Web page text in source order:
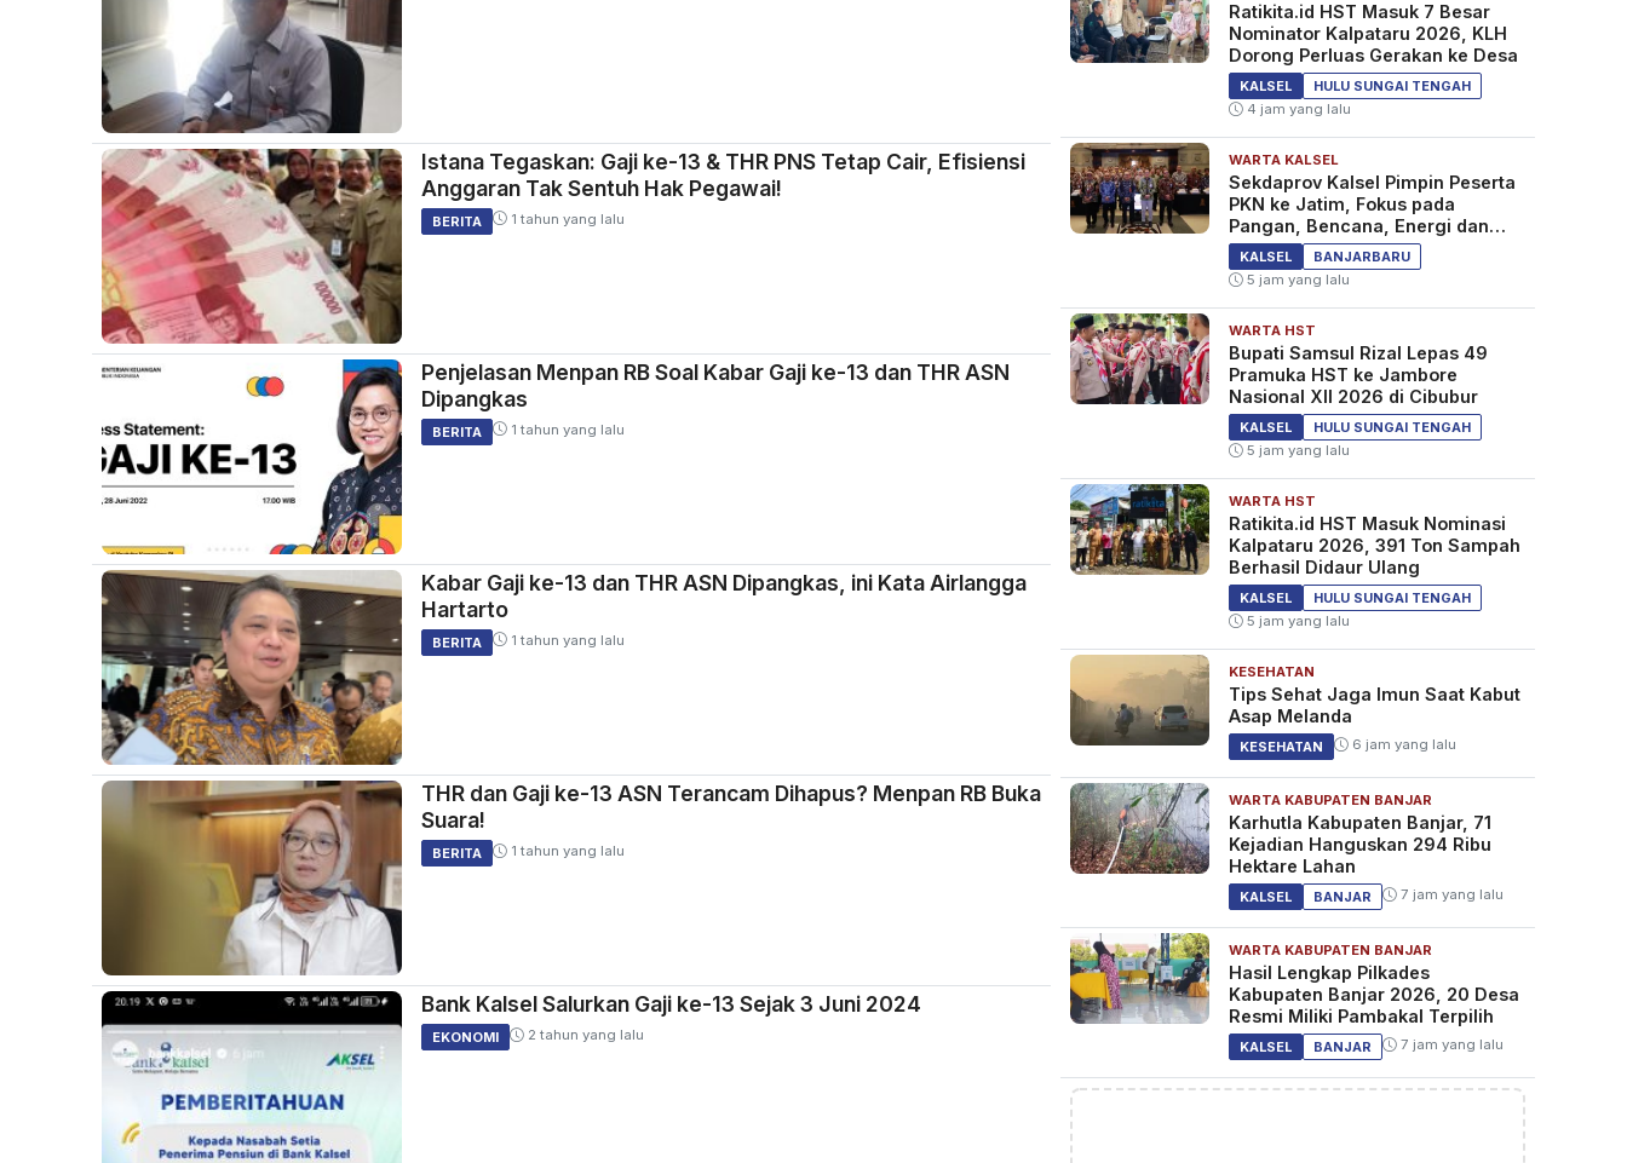
Istana Tegaskan: Gaji ke-13 & THR PNS Tetap Cair, Efisiensi
Anggaran Tak Sentuh Hak Pegawai!
BERITA 1 tahun yang lalu
Penjelasan Menpan RB Soal Kabar Gaji ke-13 dan THR ASN
Dipangkas
BERITA 1 tahun yang lalu
Kabar Gaji ke-13 dan THR ASN Dipangkas, ini Kata Airlangga
Hartarto
BERITA 1 tahun yang lalu
THR dan Gaji ke-13 ASN Terancam Dihapus? Menpan RB Buka
Suara!
BERITA 1 tahun yang lalu
Bank Kalsel Salurkan Gaji ke-13 Sejak 3 Juni 2024
EKONOMI 2 tahun yang lalu
Ratikita.id HST Masuk 7 Besar
Nominator Kalpataru 2026, KLH
Dorong Perluas Gerakan ke Desa
KALSEL
HULU SUNGAI TENGAH
4 jam yang lalu
WARTA KALSEL
Sekdaprov Kalsel Pimpin Peserta
PKN ke Jatim, Fokus pada
Pangan, Bencana, Energi dan
Ekonomi
KALSEL
BANJARBARU
5 jam yang lalu
WARTA HST
Bupati Samsul Rizal Lepas 49
Pramuka HST ke Jambore
Nasional XII 2026 di Cibubur
KALSEL
HULU SUNGAI TENGAH
5 jam yang lalu
WARTA HST
Ratikita.id HST Masuk Nominasi
Kalpataru 2026, 391 Ton Sampah
Berhasil Didaur Ulang
KALSEL
HULU SUNGAI TENGAH
5 jam yang lalu
KESEHATAN
Tips Sehat Jaga Imun Saat Kabut
Asap Melanda
KESEHATAN 6 jam yang lalu
WARTA KABUPATEN BANJAR
Karhutla Kabupaten Banjar, 71
Kejadian Hanguskan 294 Ribu
Hektare Lahan
KALSEL BANJAR 7 jam yang lalu
WARTA KABUPATEN BANJAR
Hasil Lengkap Pilkades
Kabupaten Banjar 2026, 20 Desa
Resmi Miliki Pambakal Terpilih
KALSEL BANJAR 7 jam yang lalu